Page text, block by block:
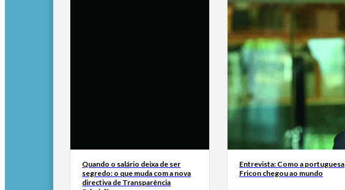
Quando o salário deixa de ser
segredo: o que muda com a nova
directiva de Transparência
Entrevista: Como a portuguesa
Fricon chegou ao mundo